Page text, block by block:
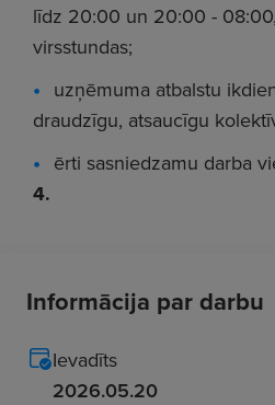
līdz 20:00 un 20:00 -
virsstundas;
uzņēmuma atbalstu
draudzīgu, atsaucīgu
ērti sasniedzamu darba
4.
Informācija par darbu
Ievadīts
2026.05.20